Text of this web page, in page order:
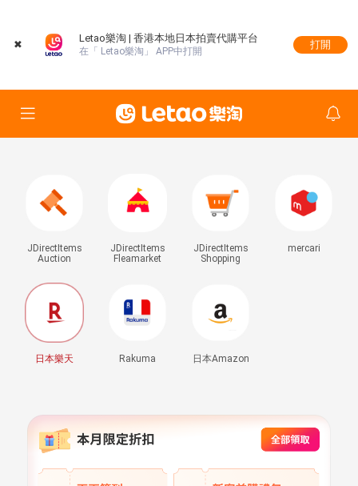
✖
Letao樂淘 | 香港本地日本拍賣代購平台
在「 Letao樂淘」 APP中打開
打開
JDirectItems
Auction
JDirectItems
Fleamarket
JDirectItems
Shopping
mercari
日本樂天 Rakuma 日本Amazon